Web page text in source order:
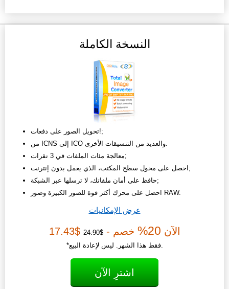
النسخة الكاملة
تحويل الصور على دفعات!;
من ICNS إلى ICO والعديد من التنسيقات الأخرى.
معالجة مئات الملفات في 3 نقرات;
احصل على محول سطح المكتب، الذي يعمل بدون إنترنت;
حافظ على أمان ملفاتك، لا ترسلها عبر الشبكة;
احصل على محرك أكثر قوة للصور الكبيرة وصور RAW.
عرض الإمكانيات
الآن 20% خصم -$24.90
$17.43
*فقط هذا الشهر. ليس لإعادة البيع.
اشترِ الآن